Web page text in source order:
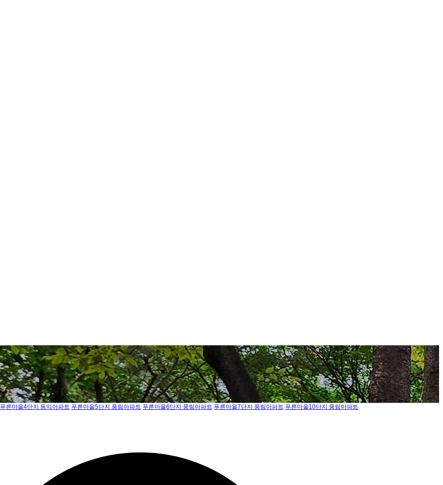
푸른마을4단지 동익아파트 푸른마을5단지 풍림아파트 푸른마을6단지 풍림아파트 푸른마을7단지 풍림아파트 푸른마을10단지 풍림아파트